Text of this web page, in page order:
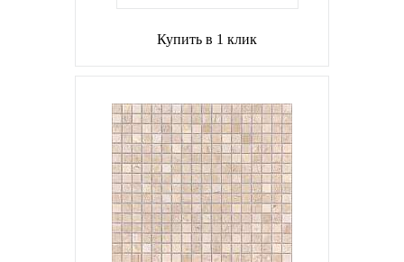
Купить в 1 клик